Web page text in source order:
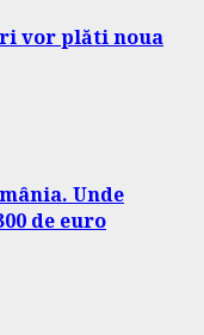
vor plăti noua
Unde
de euro